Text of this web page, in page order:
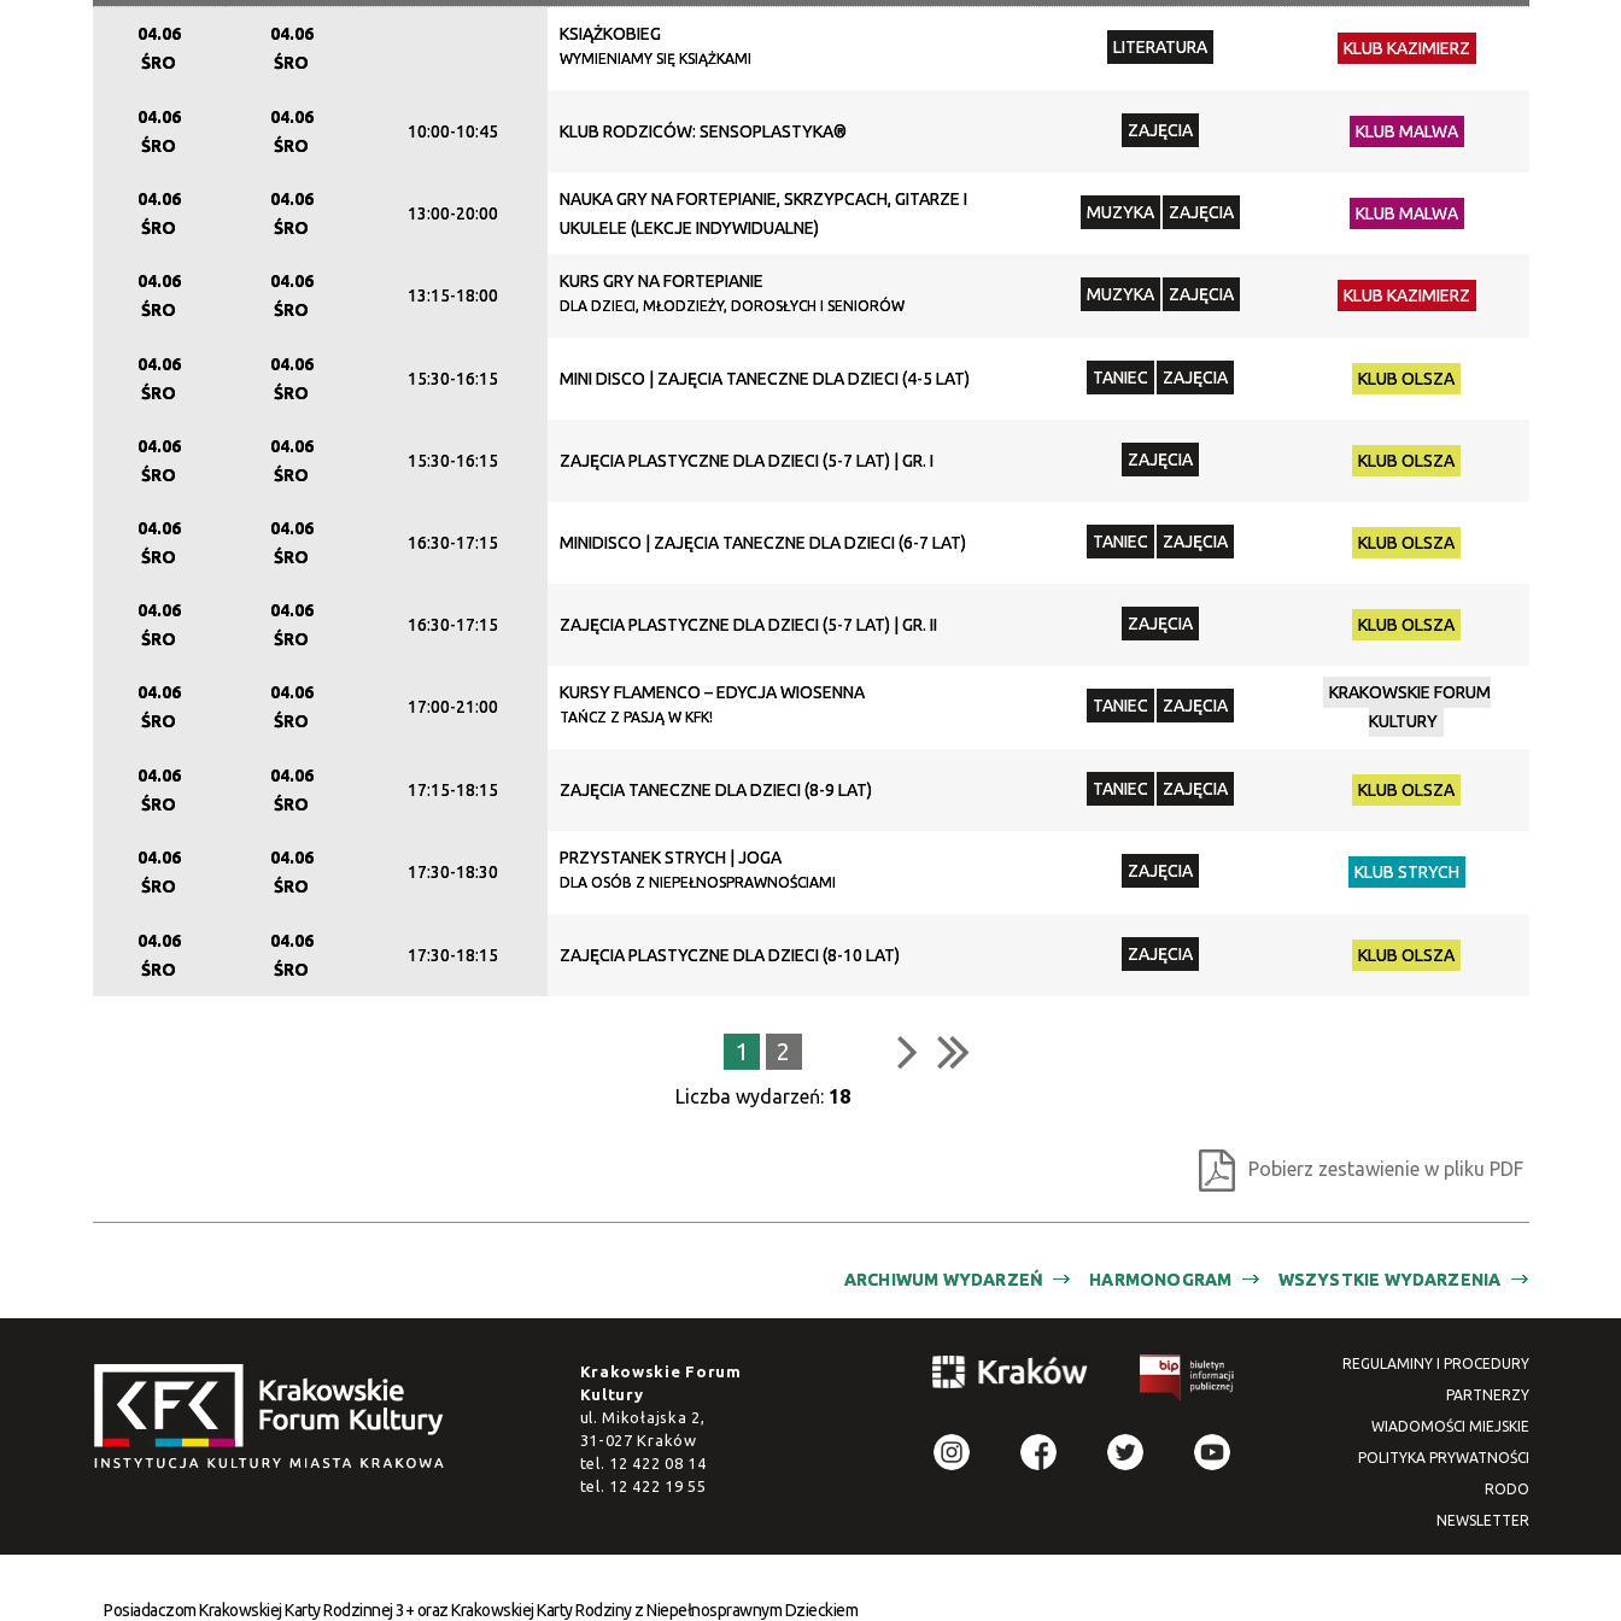
Miejsce
Promowane
04.06
ŚRO
04.06
ŚRO
KSIĄŻKOBIEG
WYMIENIAMY SIĘ KSIĄŻKAMI
LITERATURA KLUB KAZIMIERZ
04.06
ŚRO
04.06
ŚRO
10:00-10:45 KLUB RODZICÓW: SENSOPLASTYKA® ZAJĘCIA KLUB MALWA
04.06
ŚRO
04.06
ŚRO
13:00-20:00
NAUKA GRY NA FORTEPIANIE, SKRZYPCACH, GITARZE I
UKULELE (LEKCJE INDYWIDUALNE)
MUZYKA ZAJĘCIA KLUB MALWA
04.06
ŚRO
04.06
ŚRO
13:15-18:00
KURS GRY NA FORTEPIANIE
DLA DZIECI, MŁODZIEŻY, DOROSŁYCH I SENIORÓW
MUZYKA ZAJĘCIA KLUB KAZIMIERZ
04.06
ŚRO
04.06
ŚRO
15:30-16:15 MINI DISCO | ZAJĘCIA TANECZNE DLA DZIECI (4-5 LAT) TANIEC ZAJĘCIA KLUB OLSZA
04.06
ŚRO
04.06
ŚRO
15:30-16:15 ZAJĘCIA PLASTYCZNE DLA DZIECI (5-7 LAT) | GR. I ZAJĘCIA KLUB OLSZA
04.06
ŚRO
04.06
ŚRO
16:30-17:15 MINIDISCO | ZAJĘCIA TANECZNE DLA DZIECI (6-7 LAT) TANIEC ZAJĘCIA KLUB OLSZA
04.06
ŚRO
04.06
ŚRO
16:30-17:15 ZAJĘCIA PLASTYCZNE DLA DZIECI (5-7 LAT) | GR. II ZAJĘCIA KLUB OLSZA
04.06
ŚRO
04.06
ŚRO
17:00-21:00
KURSY FLAMENCO – EDYCJA WIOSENNA
TAŃCZ Z PASJĄ W KFK!
TANIEC ZAJĘCIA
KRAKOWSKIE FORUM
KULTURY
04.06
ŚRO
04.06
ŚRO
17:15-18:15 ZAJĘCIA TANECZNE DLA DZIECI (8-9 LAT) TANIEC ZAJĘCIA KLUB OLSZA
04.06
ŚRO
04.06
ŚRO
17:30-18:30
PRZYSTANEK STRYCH | JOGA
DLA OSÓB Z NIEPEŁNOSPRAWNOŚCIAMI
ZAJĘCIA KLUB STRYCH
04.06
ŚRO
04.06
ŚRO
17:30-18:15 ZAJĘCIA PLASTYCZNE DLA DZIECI (8-10 LAT) ZAJĘCIA KLUB OLSZA
1 2
Liczba wydarzeń: 18
Pobierz zestawienie w pliku PDF
WSZYSTKIE WYDARZENIA
HARMONOGRAM
ARCHIWUM WYDARZEŃ
Krakowskie Forum
Kultury
ul. Mikołajska 2,
31-027 Kraków
tel. 12 422 08 14
tel. 12 422 19 55
REGULAMINY I PROCEDURY
PARTNERZY
WIADOMOŚCI MIEJSKIE
POLITYKA PRYWATNOŚCI
RODO
NEWSLETTER
Posiadaczom Krakowskiej Karty Rodzinnej 3+ oraz Krakowskiej Karty Rodziny z Niepełnosprawnym Dzieckiem